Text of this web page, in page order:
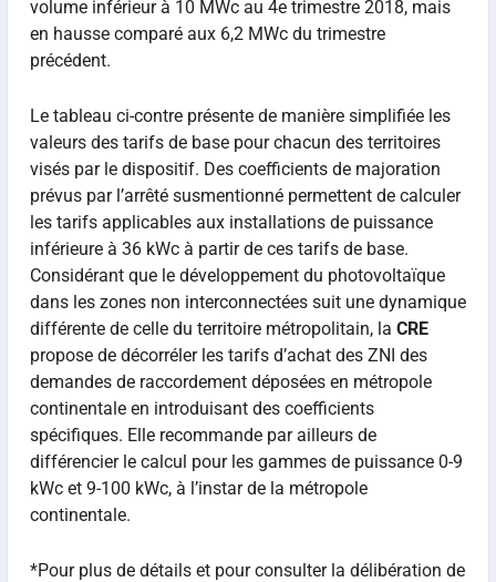
volume inférieur à 10 MWc au 4e trimestre 2018, mais
en hausse comparé aux 6,2 MWc du trimestre
précédent.
Le tableau ci-contre présente de manière simplifiée les
valeurs des tarifs de base pour chacun des territoires
visés par le dispositif. Des coefficients de majoration
prévus par l’arrêté susmentionné permettent de calculer
les tarifs applicables aux installations de puissance
inférieure à 36 kWc à partir de ces tarifs de base.
Considérant que le développement du photovoltaïque
dans les zones non interconnectées suit une dynamique
différente de celle du territoire métropolitain, la CRE
propose de décorréler les tarifs d’achat des ZNI des
demandes de raccordement déposées en métropole
continentale en introduisant des coefficients
spécifiques. Elle recommande par ailleurs de
différencier le calcul pour les gammes de puissance 0-9
kWc et 9-100 kWc, à l’instar de la métropole
continentale.
*Pour plus de détails et pour consulter la délibération de